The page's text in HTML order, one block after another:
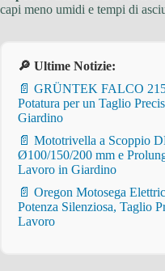
capi meno umidi e tempi di
🔎 Ultime Notizie:
📄 GRÜNTEK FALCO
Potatura per un Taglio
Giardino
📄 Mototrivella a Scoppio
Ø100/150/200 mm e
Lavoro in Giardino
📄 Oregon Motosega
Potenza Silenziosa, Taglio
Lavoro